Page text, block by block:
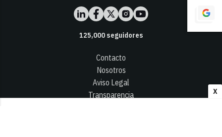
X
125,000seguidores
Contacto
Nosotros
Aviso Legal
Transparencia